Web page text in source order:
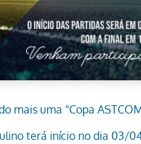
mais uma “Copa
terá início no dia 03/